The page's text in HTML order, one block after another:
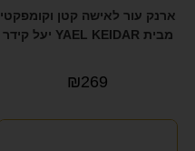
ארנק עור לאישה קטן וקומפקטי
מבית YAEL KEIDAR יעל קידר
₪269